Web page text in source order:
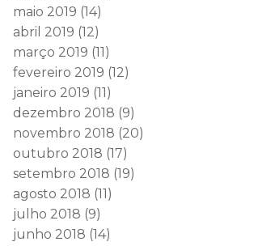
maio 2019 (14)
abril 2019 (12)
março 2019 (11)
fevereiro 2019 (12)
janeiro 2019 (11)
dezembro 2018 (9)
novembro 2018 (20)
outubro 2018 (17)
setembro 2018 (19)
agosto 2018 (11)
julho 2018 (9)
junho 2018 (14)